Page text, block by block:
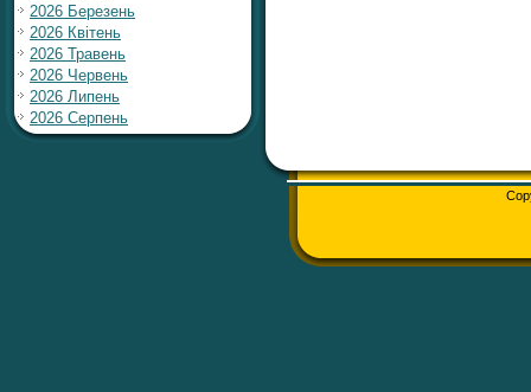
2026 Березень
2026 Квітень
2026 Травень
2026 Червень
2026 Липень
2026 Серпень